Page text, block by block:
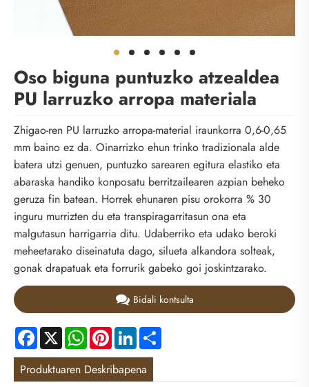
Oso biguna puntuzko atzealdea
PU larruzko arropa materiala
Zhigao-ren PU larruzko arropa-material iraunkorra 0,6-0,65
mm baino ez da. Oinarrizko ehun trinko tradizionala alde
batera utzi genuen, puntuzko sarearen egitura elastiko eta
abaraska handiko konposatu berritzailearen azpian beheko
geruza fin batean. Horrek ehunaren pisu orokorra % 30
inguru murrizten du eta transpiragarritasun ona eta
malgutasun harrigarria ditu. Udaberriko eta udako beroki
meheetarako diseinatuta dago, silueta alkandora solteak,
gonak drapatuak eta forrurik gabeko goi joskintzarako.
Bidali kontsulta
Facebook
X WhatsApp
PinterestLinkedIn
Produktuaren Deskribapena